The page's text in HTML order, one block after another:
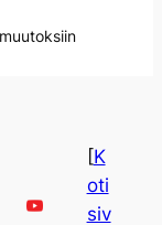
[K
oti
siv